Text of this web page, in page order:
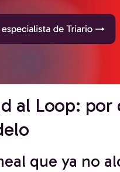
al Loop:
que ya no